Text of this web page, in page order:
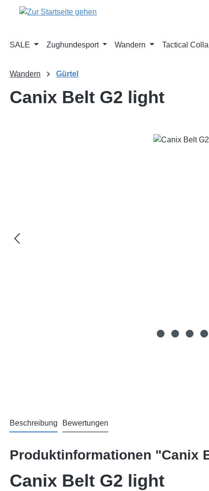
Hauptinhalt springen
Zur Suche springen
Zur Hauptnavigation springen
SALE Zughundesport Wandern Tactical
Wandern Gürtel
Canix Belt G2 light
Beschreibung Bewertungen
Produktinformationen "Canix
Canix Belt G2 light